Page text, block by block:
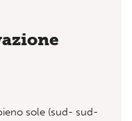
sole (sud- sud-